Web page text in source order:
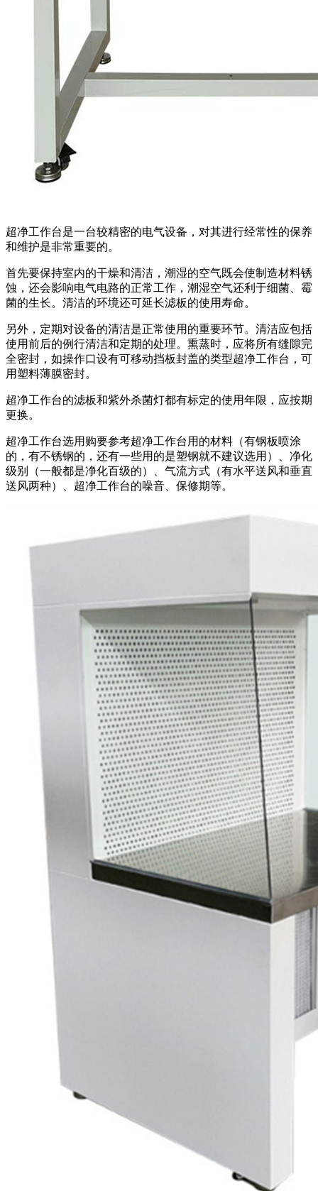
超净工作台是一台较精密的电气设备，对其进行经常性的保养
和维护是非常重要的。
首先要保持室内的干燥和清洁，潮湿的空气既会使制造材料锈
蚀，还会影响电气电路的正常工作，潮湿空气还利于细菌、霉
菌的生长。清洁的环境还可延长滤板的使用寿命。
另外，定期对设备的清洁是正常使用的重要环节。清洁应包括
使用前后的例行清洁和定期的处理。熏蒸时，应将所有缝隙完
全密封，如操作口设有可移动挡板封盖的类型超净工作台，可
用塑料薄膜密封。
超净工作台的滤板和紫外杀菌灯都有标定的使用年限，应按期
更换。
超净工作台选用购要参考超净工作台用的材料（有钢板喷涂
的，有不锈钢的，还有一些用的是塑钢就不建议选用）、净化
级别（一般都是净化百级的）、气流方式（有水平送风和垂直
送风两种）、超净工作台的噪音、保修期等。